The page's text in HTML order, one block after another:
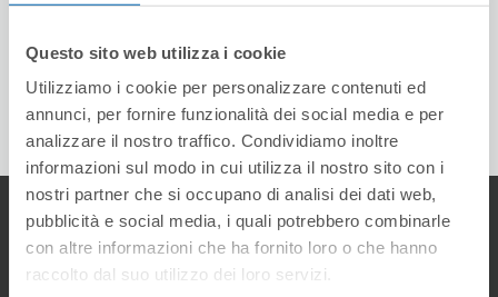
Questo sito web utilizza i cookie
Utilizziamo i cookie per personalizzare contenuti ed
annunci, per fornire funzionalità dei social media e per
analizzare il nostro traffico. Condividiamo inoltre
informazioni sul modo in cui utilizza il nostro sito con i
nostri partner che si occupano di analisi dei dati web,
pubblicità e social media, i quali potrebbero combinarle
con altre informazioni che ha fornito loro o che hanno
raccolto dal suo utilizzo dei loro servizi.
1/2
Area de Descargas